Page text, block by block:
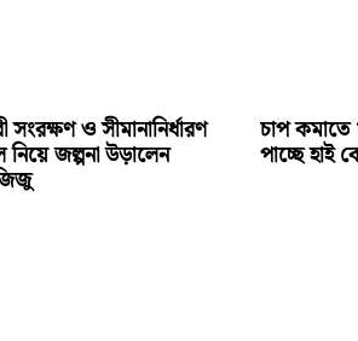
সংরক্ষণ ও সীমানানির্ধারণ
নিয়ে জল্পনা উড়ালেন
চাপ কমাতে
পাচ্ছে হাই